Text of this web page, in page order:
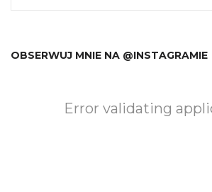
OBSERWUJ MNIE NA @INSTAGRAMIE
Error validating